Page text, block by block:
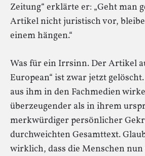
Zeitung“ erklärte er: „Geht man
Artikel nicht juristisch vor,
einem hängen.“
Was für ein Irrsinn. Der Artikel
European“ ist zwar jetzt
aus ihm in den Fachmedien
überzeugender als in ihrem
merkwürdiger persönlicher
durchweichten Gesamttext.
wirklich, dass die Menschen